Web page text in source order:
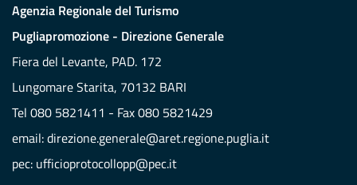
Agenzia Regionale del Turismo
Pugliapromozione - Direzione Generale
Fiera del Levante, PAD. 172
Lungomare Starita, 70132 BARI
Tel 080 5821411 - Fax 080 5821429
email:direzione.generale@aret.regione.puglia.it
pec: ufficioprotocollopp@pec.it